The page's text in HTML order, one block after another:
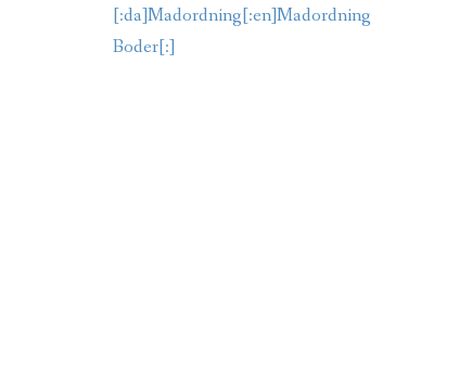
[:da]Madordning[:en]Madordning
Boder[:]